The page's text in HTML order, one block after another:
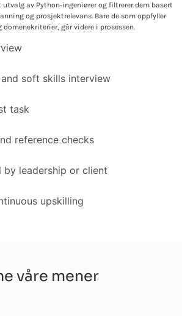
utvalg av Python-ingeniører og filtrerer dem basert
og prosjektrelevans. Bare de som oppfyller
går videre i prosessen.
soft skills interview
task
reference checks
by leadership or client
upskilling
våre mener